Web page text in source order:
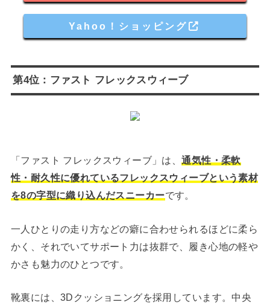
Yahoo！ショッピング
第4位：ファスト フレックスウィーブ
「ファスト フレックスウィーブ」は、通気性・柔軟
性・耐久性に優れているフレックスウィーブという素材
を8の字型に織り込んだスニーカーです。
一人ひとりの走り方などの癖に合わせられるほどに柔ら
かく、それでいてサポート力は抜群で、履き心地の軽や
かさも魅力のひとつです。
靴裏には、3Dクッショニングを採用しています。中央